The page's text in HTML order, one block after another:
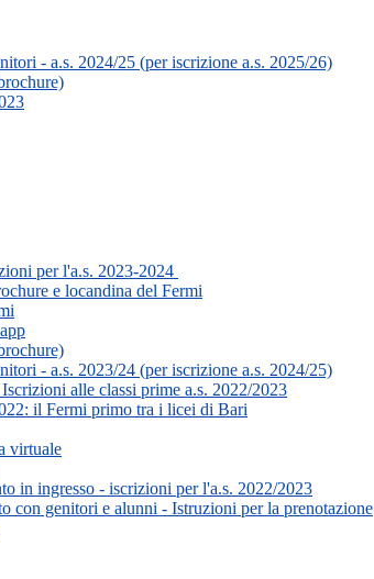
- a.s. 2024/25 (per iscrizione a.s. 2025/26)
per l'a.s. 2023-2024
e locandina del Fermi
- a.s. 2023/24 (per iscrizione a.s. 2024/25)
alle classi prime a.s. 2022/2023
il Fermi primo tra i licei di Bari
virtuale
in ingresso - iscrizioni per l'a.s. 2022/2023
con genitori e alunni - Istruzioni per la prenotazione